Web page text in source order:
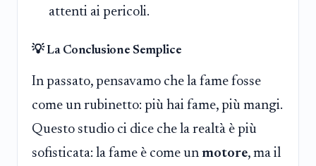
attenti ai pericoli.
💡 La Conclusione Semplice
In passato, pensavamo che la fame fosse
come un rubinetto: più hai fame, più mangi.
Questo studio ci dice che la realtà è più
sofisticata: la fame è come un motore, ma il